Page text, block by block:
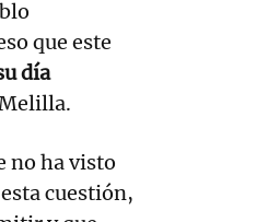
que este
día
no ha visto
cuestión,